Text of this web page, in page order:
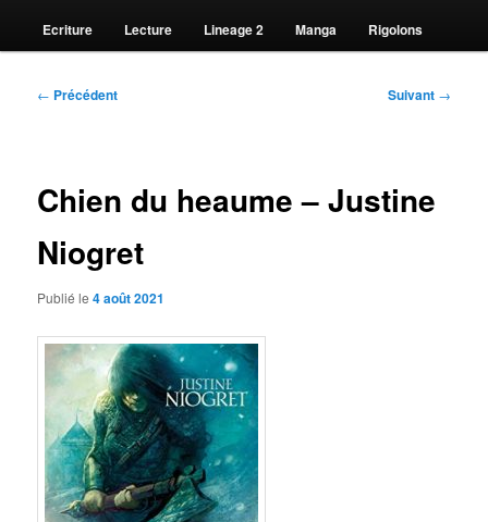
Ecriture Lecture Lineage 2 Manga Rigolons
Navigation
← Précédent Suivant →
Chien du heaume – Justine
Niogret
Publié le4 août 2021